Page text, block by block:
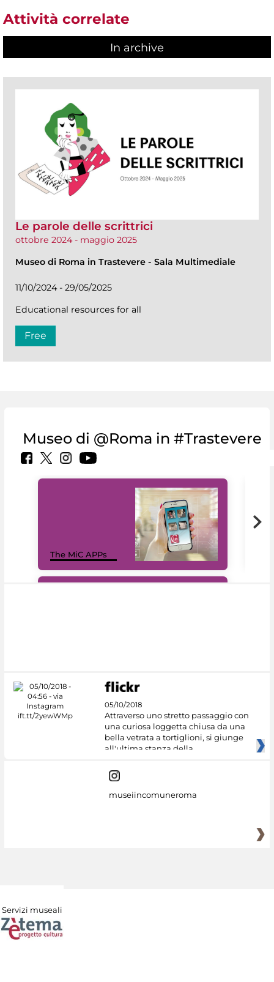
Attività correlate
In archive
Le parole delle scrittrici
ottobre 2024 - maggio 2025
Museo di Roma in Trastevere - Sala Multimediale
11/10/2024 - 29/05/2025
Educational resources for all
Free
Museo di @Roma in #Trastevere
The MiC APPs
05/10/2018
Attraverso uno stretto passaggio con
una curiosa loggetta chiusa da una
bella vetrata a tortiglioni, si giunge
all'ultima stanza della
museiincomuneroma
Servizi museali